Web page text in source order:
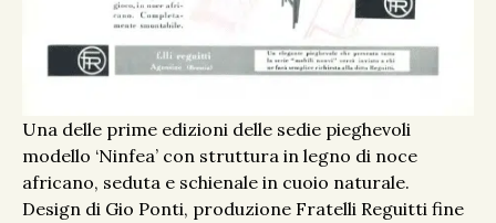
Una delle prime edizioni delle sedie pieghevoli
modello ‘Ninfea’ con struttura in legno di noce
africano, seduta e schienale in cuoio naturale.
Design di Gio Ponti, produzione Fratelli Reguitti fine